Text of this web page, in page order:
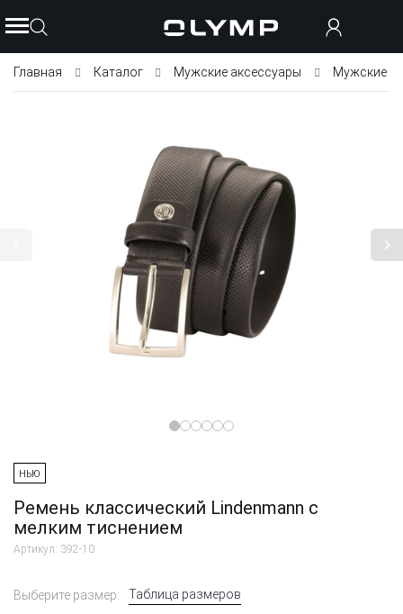
Главная Каталог Мужские аксессуары Мужские
НЬЮ
Ремень классический Lindenmann с
мелким тиснением
Артикул: 392-10
Выберите размер: Таблица размеров